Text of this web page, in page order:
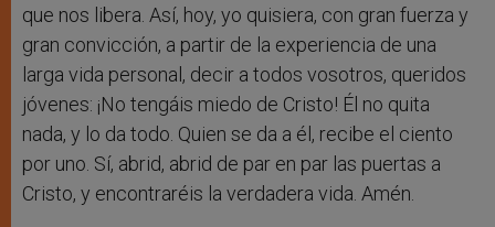
que nos libera. Así, hoy, yo quisiera, con gran fuerza y
gran convicción, a partir de la experiencia de una
larga vida personal, decir a todos vosotros, queridos
jóvenes: ¡No tengáis miedo de Cristo! Él no quita
nada, y lo da todo. Quien se da a él, recibe el ciento
por uno. Sí, abrid, abrid de par en par las puertas a
Cristo, y encontraréis la verdadera vida. Amén.